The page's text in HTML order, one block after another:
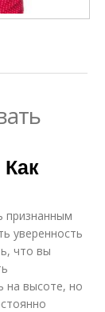
признанным
уверенность
что вы
на высоте, но